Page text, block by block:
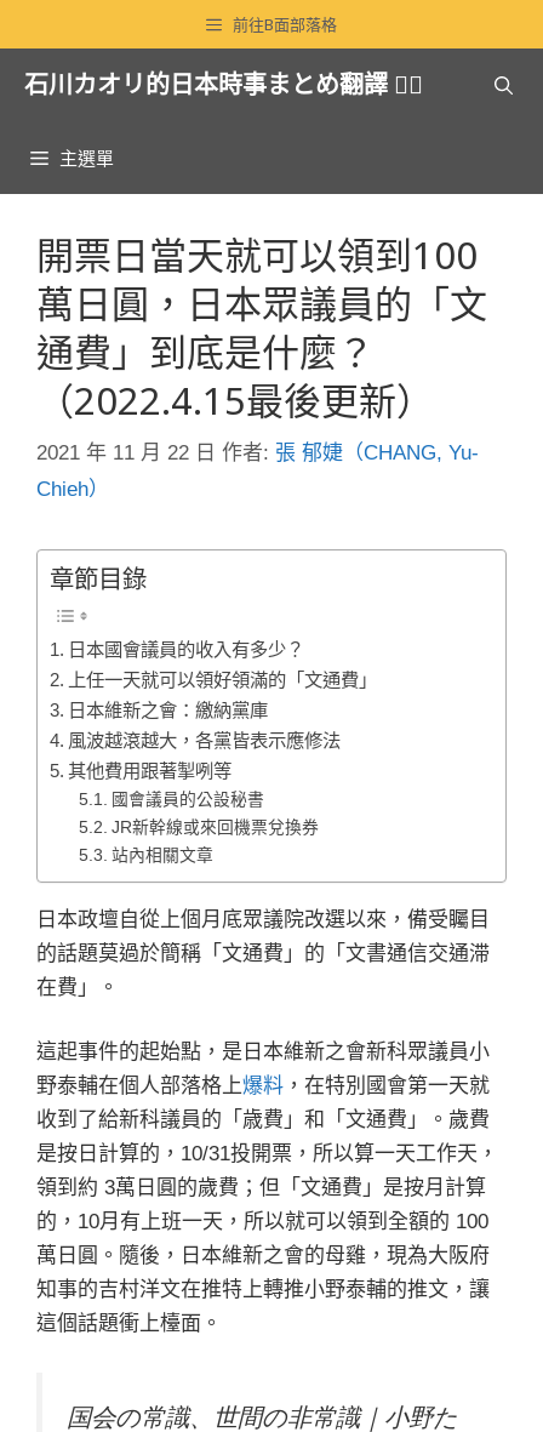
至
前往B面部落格
石川カオリ的日本時事まとめ翻譯 🏳️‍🌈
主選單
開票日當天就可以領到100
萬日圓，日本眾議員的「文
通費」到底是什麼？
（2022.4.15最後更新）
2021 年 11 月 22 日 作者: 張 郁婕（CHANG, Yu-
Chieh）
章節目錄
日本國會議員的收入有多少？
上任一天就可以領好領滿的「文通費」
日本維新之會：繳納黨庫
風波越滾越大，各黨皆表示應修法
其他費用跟著掣咧等
國會議員的公設秘書
JR新幹線或來回機票兌換券
站內相關文章
日本政壇自從上個月底眾議院改選以來，備受矚目
的話題莫過於簡稱「文通費」的「文書通信交通滞
在費」。
這起事件的起始點，是日本維新之會新科眾議員小
野泰輔在個人部落格上爆料 ，在特別國會第一天就
收到了給新科議員的「歳費」和「文通費」。歲費
是按日計算的，10/31投開票，所以算一天工作天，
領到約 3萬日圓的歲費；但「文通費」是按月計算
的，10月有上班一天，所以就可以領到全額的 100
萬日圓。隨後，日本維新之會的母雞，現為大阪府
知事的吉村洋文在推特上轉推小野泰輔的推文，讓
這個話題衝上檯面。
国会の常識、世間の非常識｜小野た